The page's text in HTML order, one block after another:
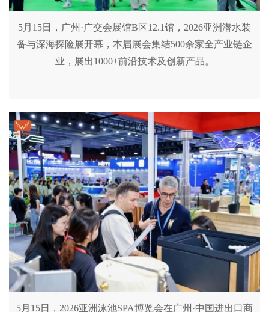
5月15日，广州·广交会展馆B区12.1馆，2026亚洲潜水装
备与深海探险展开幕，本届展会集结500余家全产业链企
业，展出1000+前沿技术及创新产品。
5月15日，2026亚洲泳池SPA博览会在广州·中国进出口商